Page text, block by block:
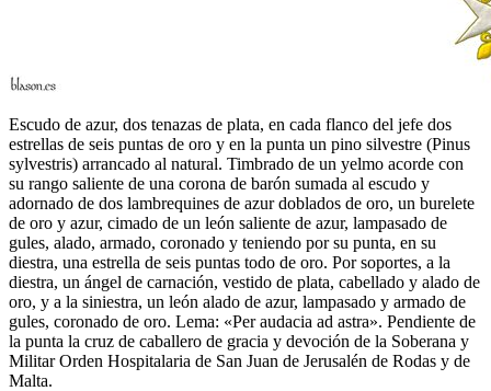
Escudo de azur, dos tenazas de plata, en cada flanco del jefe dos
estrellas de seis puntas de oro y en la punta un pino silvestre (Pinus
sylvestris) arrancado al natural. Timbrado de un yelmo acorde con
su rango saliente de una corona de barón sumada al escudo y
adornado de dos lambrequines de azur doblados de oro, un burelete
de oro y azur, cimado de un león saliente de azur, lampasado de
gules, alado, armado, coronado y teniendo por su punta, en su
diestra, una estrella de seis puntas todo de oro. Por soportes, a la
diestra, un ángel de carnación, vestido de plata, cabellado y alado de
oro, y a la siniestra, un león alado de azur, lampasado y armado de
gules, coronado de oro. Lema: «Per audacia ad astra». Pendiente de
la punta la cruz de caballero de gracia y devoción de la Soberana y
Militar Orden Hospitalaria de San Juan de Jerusalén de Rodas y de
Malta.